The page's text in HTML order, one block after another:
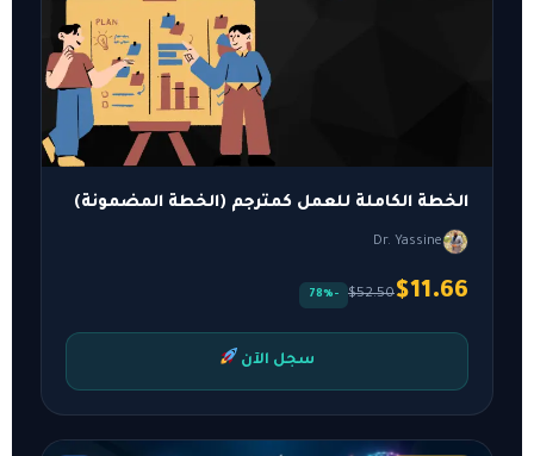
الخطة الكاملة للعمل كمترجم (الخطة المضمونة)
Dr. Yassine
$11.66
$52.50
-78%
سجل الآن